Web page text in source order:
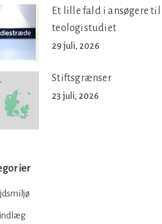
Et lille fald i ansøgere til
teologistudiet
29 juli, 2026
Stiftsgrænser
23 juli, 2026